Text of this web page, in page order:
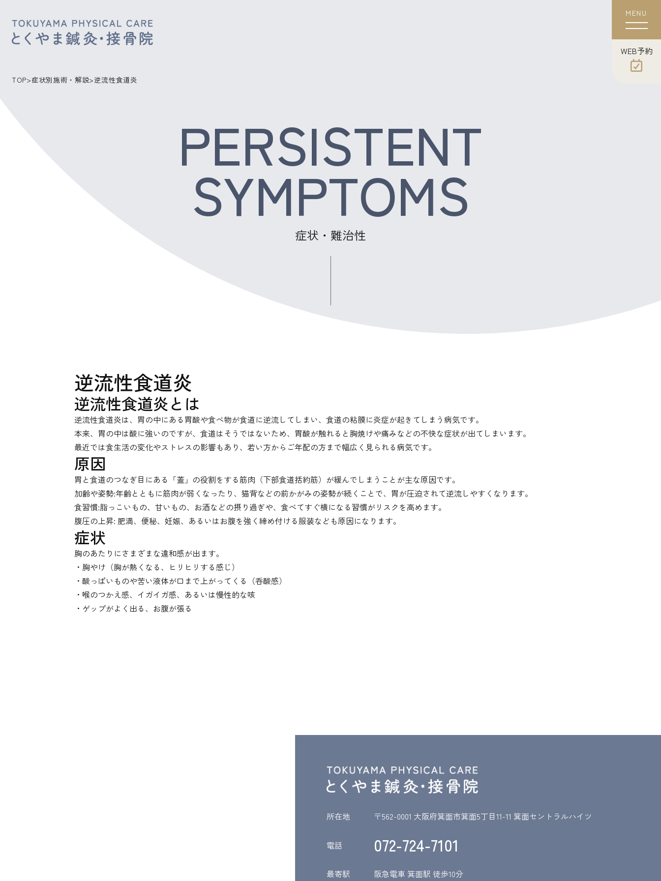
MENU
WEB​​​​​​​予約
TOP>症状別施術・解説>逆流性食道炎
症状・難治性
逆流性食道炎
逆流性食道炎とは
逆流性食道炎は、胃の中にある胃酸や食べ物が食道に逆流してしまい、食道の粘膜に炎症が起きてしまう病気です。
本来、胃の中は酸に強いのですが、食道はそうではないため、胃酸が触れると胸焼けや痛みなどの不快な症状が出てしまいます。
最近では食生活の変化やストレスの影響もあり、若い方からご年配の方まで幅広く見られる病気です。
原因
胃と食道のつなぎ目にある「蓋」の役割をする筋肉（下部食道括約筋）が緩んでしまうことが主な原因です。
加齢や姿勢:年齢とともに筋肉が弱くなったり、猫背などの前かがみの姿勢が続くことで、胃が圧迫されて逆流しやすくなります。
食習慣:脂っこいもの、甘いもの、お酒などの摂り過ぎや、食べてすぐ横になる習慣がリスクを高めます。
腹圧の上昇: 肥満、便秘、妊娠、あるいはお腹を強く締め付ける服装なども原因になります。
症状
胸のあたりにさまざまな違和感が出ます。
・胸やけ（胸が熱くなる、ヒリヒリする感じ）
・酸っぱいものや苦い液体が口まで上がってくる（呑酸感）
・喉のつかえ感、イガイガ感、あるいは慢性的な咳
・ゲップがよく出る、お腹が張る
所在地 〒562-0001 大阪府箕面市箕面5丁目11-11 箕面セントラルハイツ
電話 072-724-7101
最寄駅 阪急電車 箕面駅 徒歩10分